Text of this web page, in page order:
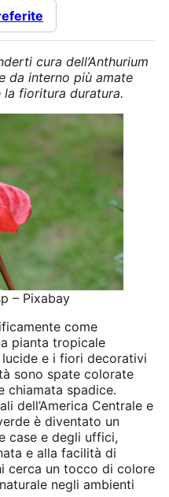
cura dell’Anthurium
da interno più amate
la fioritura duratura.
– Pixabay
come
pianta tropicale
e i fiori decorativi
sono spate colorate
chiamata spadice.
dell’America Centrale e
è diventato un
case e degli uffici,
e alla facilità di
cerca un tocco di colore
negli ambienti